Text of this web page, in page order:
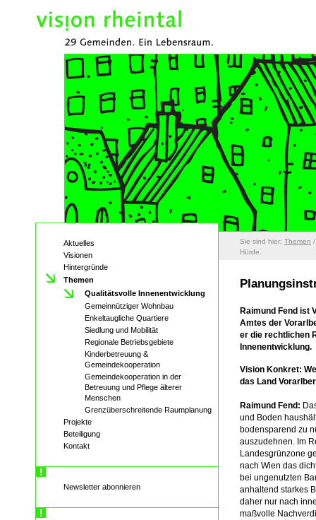
Sie sind hier: Themen
Hürde.
Aktuelles
Visionen
Hintergründe
Themen
Qualitätsvolle Innenentwicklung
Gemeinnütziger Wohnbau
Enkeltaugliche Quartiere
Siedlung und Mobilität
Regionale Betriebsgebiete
Kinderbetreuung &
Gemeindekooperation
Gemeindekooperation in der
Betreuung und Pflege älterer
Menschen
Grenzüberschreitende Raumplanung
Projekte
Beteiligung
Kontakt
Newsletter abonnieren
Raimund Fend ist
Amtes der
er die rechtlichen
Innenentwicklung.
Vision Konkret:
das Land
Raimund Fend:
und Boden
bodensparend zu
auszudehnen. Im
Landesgrünzone
nach Wien das
bei ungenutzten
anhaltend starkes
daher nur nach
maßvolle